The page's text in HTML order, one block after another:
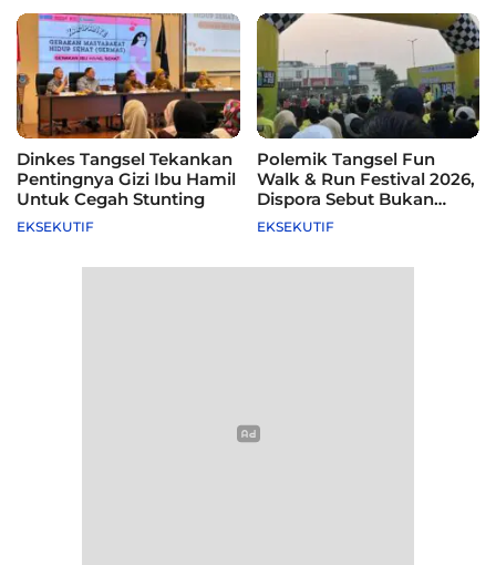
Dinkes Tangsel Tekankan
Pentingnya Gizi Ibu Hamil
Untuk Cegah Stunting
EKSEKUTIF
Polemik Tangsel Fun
Walk & Run Festival 2026,
Dispora Sebut Bukan
Agenda Pemkot
EKSEKUTIF